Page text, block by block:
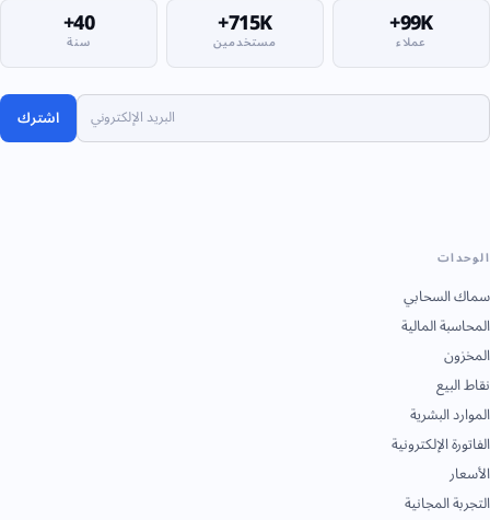
99K+
عملاء 715K+
مستخدمين 40+
سنة
اشترك
الوحدات
سماك السحابي
المحاسبة المالية
المخزون
نقاط البيع
الموارد البشرية
الفاتورة الإلكترونية
الأسعار
التجربة المجانية